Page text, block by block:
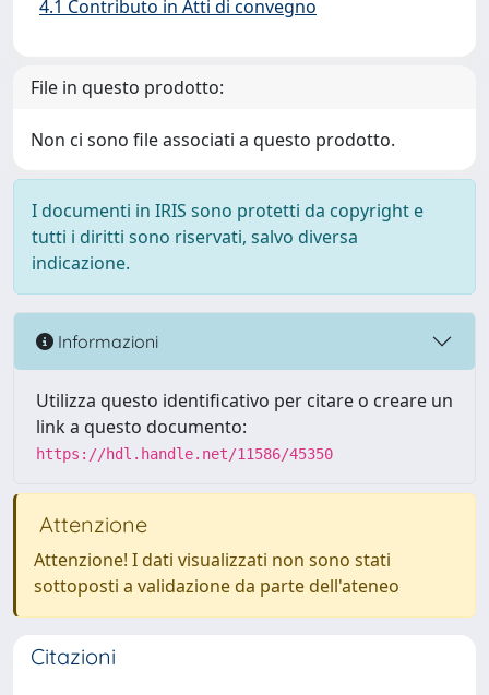
4.1 Contributo in Atti di convegno
File in questo prodotto:
Non ci sono file associati a questo prodotto.
I documenti in IRIS sono protetti da copyright e
tutti i diritti sono riservati, salvo diversa
indicazione.
Informazioni
Utilizza questo identificativo per citare o creare un
link a questo documento:
https://hdl.handle.net/11586/45350
Attenzione
Attenzione! I dati visualizzati non sono stati
sottoposti a validazione da parte dell'ateneo
Citazioni